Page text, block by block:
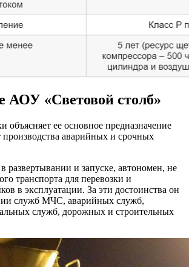
АОУ «Световой столб»
объясняет ее основное предназначение
аварийных и срочных
развертывании и запуске, автономен, не
транспорта для перевозки и
в эксплуатации. За эти достоинства он
служб МЧС, аварийных служб,
служб, дорожных и строительных